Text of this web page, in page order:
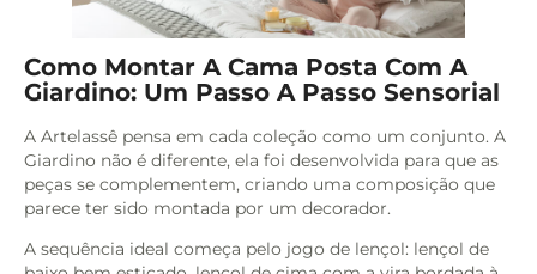
Como Montar A Cama Posta Com A
Giardino: Um Passo A Passo Sensorial
A Artelassê pensa em cada coleção como um conjunto. A
Giardino não é diferente, ela foi desenvolvida para que as
peças se complementem, criando uma composição que
parece ter sido montada por um decorador.
A sequência ideal começa pelo jogo de lençol: lençol de